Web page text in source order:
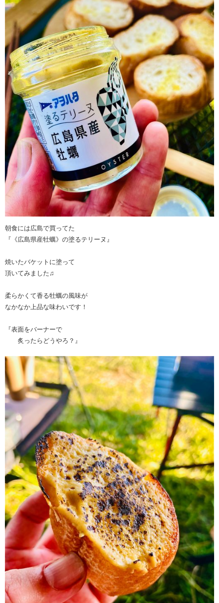
朝食には広島で買ってた
『《広島県産牡蠣》の塗るテリーヌ』
焼いたバケットに塗って
頂いてみました♫
柔らかくて香る牡蠣の風味が
なかなか上品な味わいです！
『表面をバーナーで
炙ったらどうやろ？』